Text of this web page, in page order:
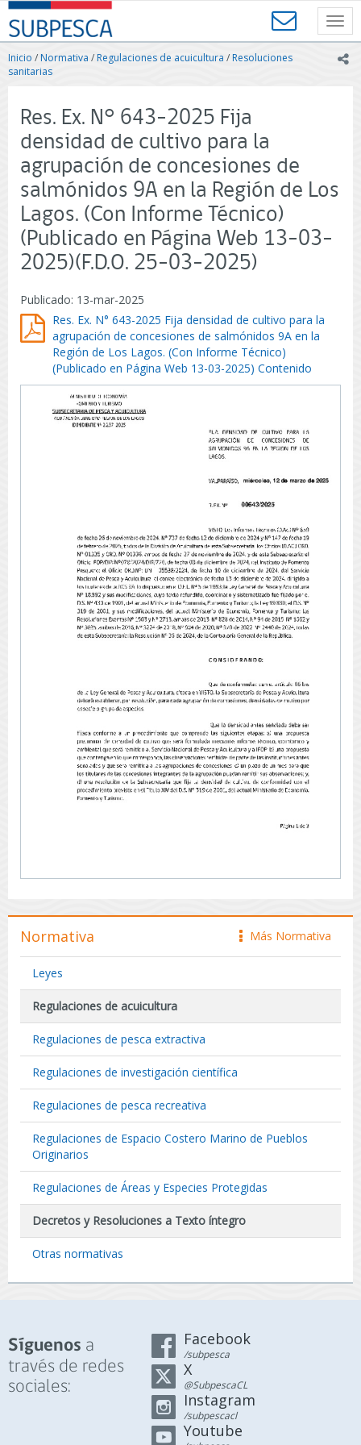
Contenido
principal
SUBPESCA
-
Subsecretaría
de
Acuicultura
Gobierno
de
Chile
Inicio /Normativa / Regulaciones de acuicultura /Resoluciones
sanitarias
Res. Ex. N° 643-2025 Fija
densidad de cultivo para la
agrupación de concesiones de
salmónidos 9A en la Región de Los
Lagos. (Con Informe Técnico)
(Publicado en Página Web 13-03-
2025)(F.D.O. 25-03-2025)
Publicado: 13-mar-2025
Res. Ex. N° 643-2025 Fija densidad de cultivo para la
agrupación de concesiones de salmónidos 9A en la
Región de Los Lagos. (Con Informe Técnico)
(Publicado en Página Web 13-03-2025) Contenido
icono
Más Normativa
Normativa
Leyes
Regulaciones de acuicultura
Regulaciones de pesca extractiva
Regulaciones de investigación científica
Regulaciones de pesca recreativa
Regulaciones de Espacio Costero Marino de Pueblos
Originarios
Regulaciones de Áreas y Especies Protegidas
Decretos y Resoluciones a Texto íntegro
Otras normativas
Síguenos a
través de redes
sociales:
Facebook
/subpesca
X
@SubpescaCL
Instagram
/subpescacl
Youtube